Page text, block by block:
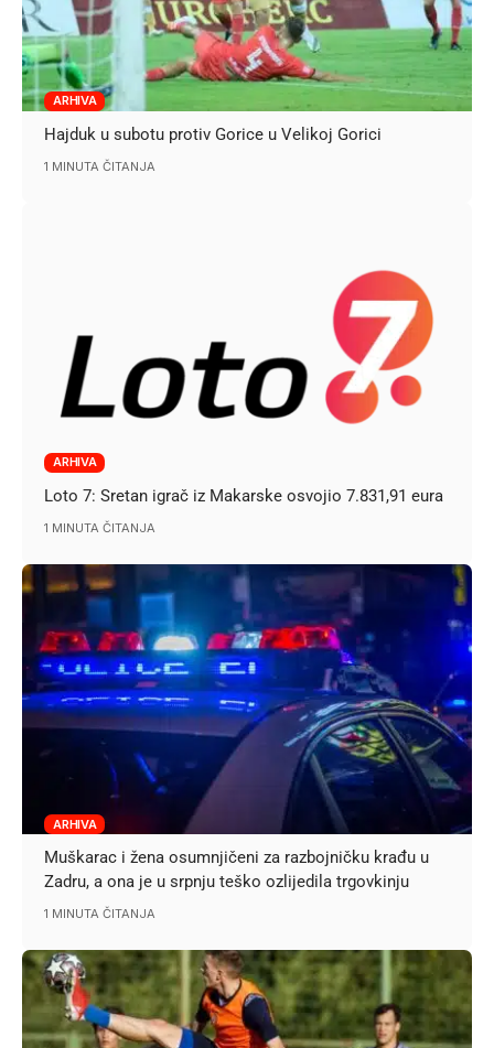
ARHIVA
Hajduk u subotu protiv Gorice u Velikoj Gorici
1 MINUTA ČITANJA
ARHIVA
Loto 7: Sretan igrač iz Makarske osvojio 7.831,91 eura
1 MINUTA ČITANJA
ARHIVA
Muškarac i žena osumnjičeni za razbojničku krađu u
Zadru, a ona je u srpnju teško ozlijedila trgovkinju
1 MINUTA ČITANJA